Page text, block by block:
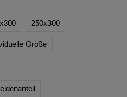
250x300
Größe